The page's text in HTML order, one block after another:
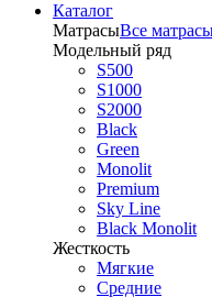
Каталог
МатрасыВсе
Модельный ряд
S500
S1000
S2000
Black
Green
Monolit
Premium
Sky Line
Black Monolit
Жесткость
Мягкие
Средние